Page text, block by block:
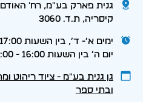
קיסריה, ת.ד. 3060
ימים א׳- ד׳, בין השעות 17:00 - 08:00
יום ה׳ בין השעות 16:00 - 08:00
גן גנית בע״מ - ציוד ריהוט
ובתי ספר